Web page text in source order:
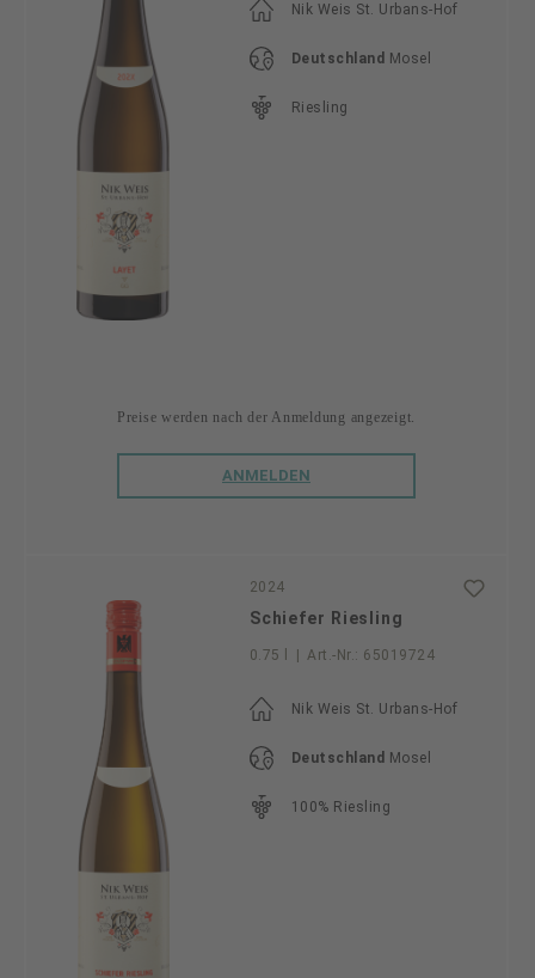
Nik Weis St. Urbans-Hof
Deutschland Mosel
Riesling
Preise werden nach der Anmeldung angezeigt.
ANMELDEN
2024
Schiefer Riesling
0.75 l Art.-Nr.: 65019724
Nik Weis St. Urbans-Hof
Deutschland Mosel
100% Riesling